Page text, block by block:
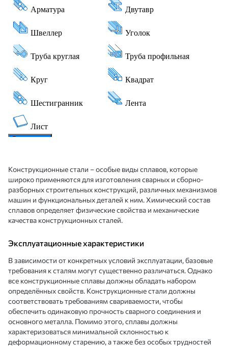
Конструкционные стали – особые виды сплавов, которые
широко применяются для изготовления сварных и сборно-
разборных строительных конструкций, различных механизмов
машин и функциональных деталей к ним. Химический состав
сплавов определяет физические свойства и механические
качества конструкционных сталей.
Эксплуатационные характеристики
В зависимости от конкретных условий эксплуатации, базовые
требования к сталям могут существенно различаться. Однако
все конструкционные сплавы должны обладать набором
определённых свойств. Конструкционные стали должны
соответствовать требованиям свариваемости, чтобы
обеспечить одинаковую прочность сварного соединения и
основного металла. Помимо этого, сплавы должны
характеризоваться минимальной склонностью к
деформационному старению, а также без особых трудностей